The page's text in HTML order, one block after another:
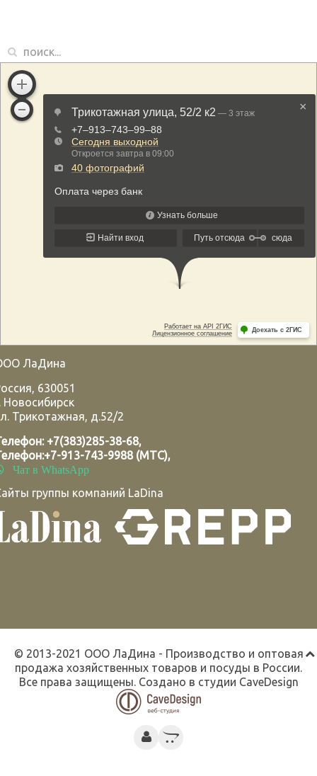
ЛаДина
, 630051
Новосибирск
Трикотажная, д.52/2
+7(383)285-38-68,
+7-913-743-9988 (МТС),
Чат в WhatsApp
группы компаний LaDina
© 2013-2021 ООО ЛаДина - Производство и оптовая
продажа хозяйственных товаров и посуды в России.
Все права защищены. Создано в студии CaveDesign